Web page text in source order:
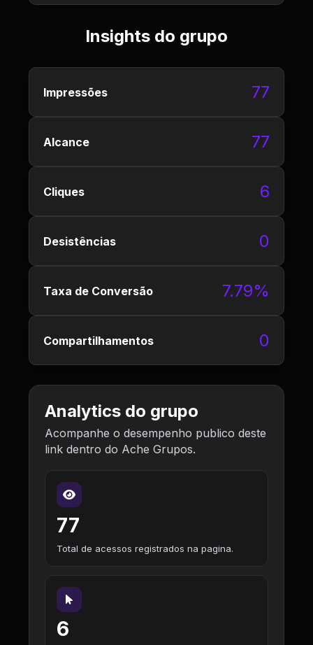
Insights do grupo
Impressões 77
Alcance 77
Cliques 6
Desistências 0
Taxa de Conversão 7.79%
Compartilhamentos 0
Analytics do grupo
Acompanhe o desempenho publico deste
link dentro do Ache Grupos.
77
Total de acessos registrados na pagina.
6